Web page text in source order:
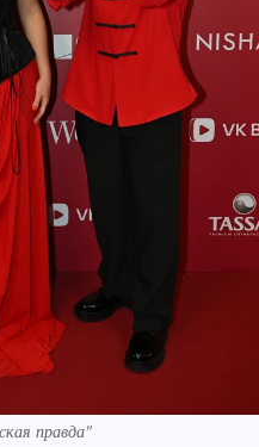
правда"